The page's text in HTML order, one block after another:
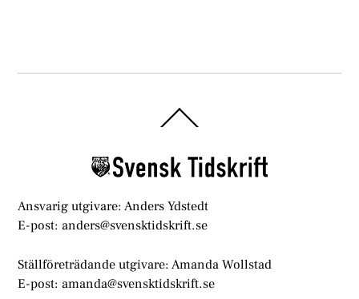
To
Ansvarig utgivare: Anders Ydstedt
E-post: anders@svensktidskrift.se
Ställföreträdande utgivare: Amanda Wollstad
E-post: amanda@svensktidskrift.se